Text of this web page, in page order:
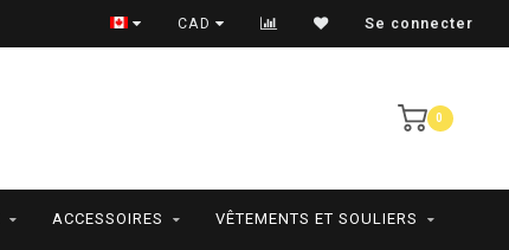
RAMASSAGE EN MAGASIN SEULEMENT
CAD Se connecter
0
ACCESSOIRES VÊTEMENTS ET SOULIERS